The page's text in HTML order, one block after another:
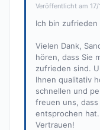
Veröffentlicht am
Ich bin
Vielen Dank,
hören, dass Sie
zufrieden sind.
Ihnen qualitativ
schnellen und
freuen uns,
entsprochen
Vertrauen!